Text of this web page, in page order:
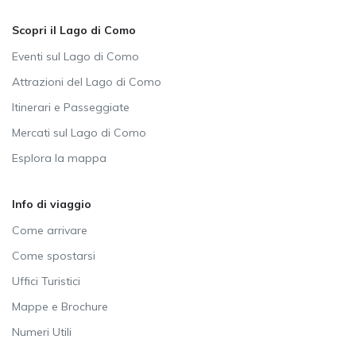
Scopri il Lago di Como
Eventi sul Lago di Como
Attrazioni del Lago di Como
Itinerari e Passeggiate
Mercati sul Lago di Como
Esplora la mappa
Info di viaggio
Come arrivare
Come spostarsi
Uffici Turistici
Mappe e Brochure
Numeri Utili